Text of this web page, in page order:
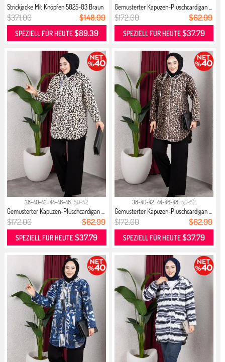
Strickjacke Mit Knöpfen 5025-03 Braun
$371.00 $148.99
SPEZIELL FÜR HEUTE$89.39
Gemusterter Kapuzen-Plüschcardigan ...
$172.00 $62.99
SPEZIELL FÜR HEUTE$37.79
38-40-42 44-46-48 50-52
Gemusterter Kapuzen-Plüschcardigan ...
$172.00 $62.99
SPEZIELL FÜR HEUTE$37.79
38-40-42 44-46-48 50-52
Gemusterter Kapuzen-Plüschcardigan ...
$172.00 $62.99
SPEZIELL FÜR HEUTE$37.79